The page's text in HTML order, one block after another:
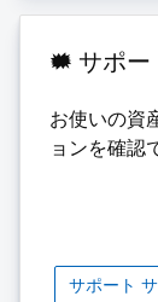
サポー
お使いの資
ョンを確認
サポート